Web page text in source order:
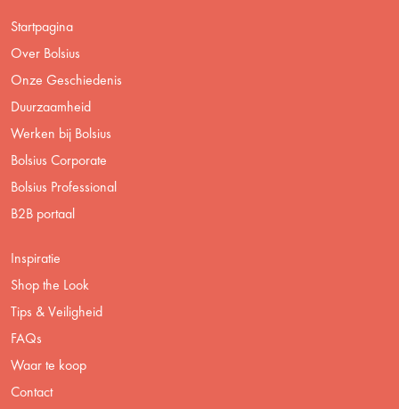
Startpagina
Over Bolsius
Onze Geschiedenis
Duurzaamheid
Werken bij Bolsius
Bolsius Corporate
Bolsius Professional
B2B portaal
Inspiratie
Shop the Look
Tips & Veiligheid
FAQs
Waar te koop
Contact